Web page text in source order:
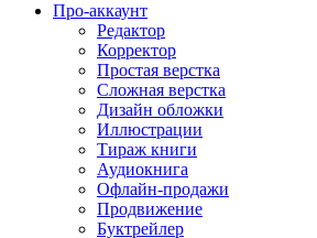
Про-аккаунт
Редактор
Корректор
Простая верстка
Сложная верстка
Дизайн обложки
Иллюстрации
Тираж книги
Аудиокнига
Офлайн-продажи
Продвижение
Буктрейлер